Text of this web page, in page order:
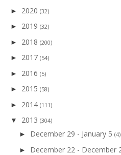
► 2020 (32)
► 2019 (32)
► 2018 (200)
► 2017 (54)
► 2016 (5)
► 2015 (58)
► 2014 (111)
▼ 2013 (304)
► December 29 - January 5 (4)
► December 22 - December